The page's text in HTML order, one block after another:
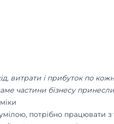
витрати і прибуток по
частини бізнесу
потрібно працювати